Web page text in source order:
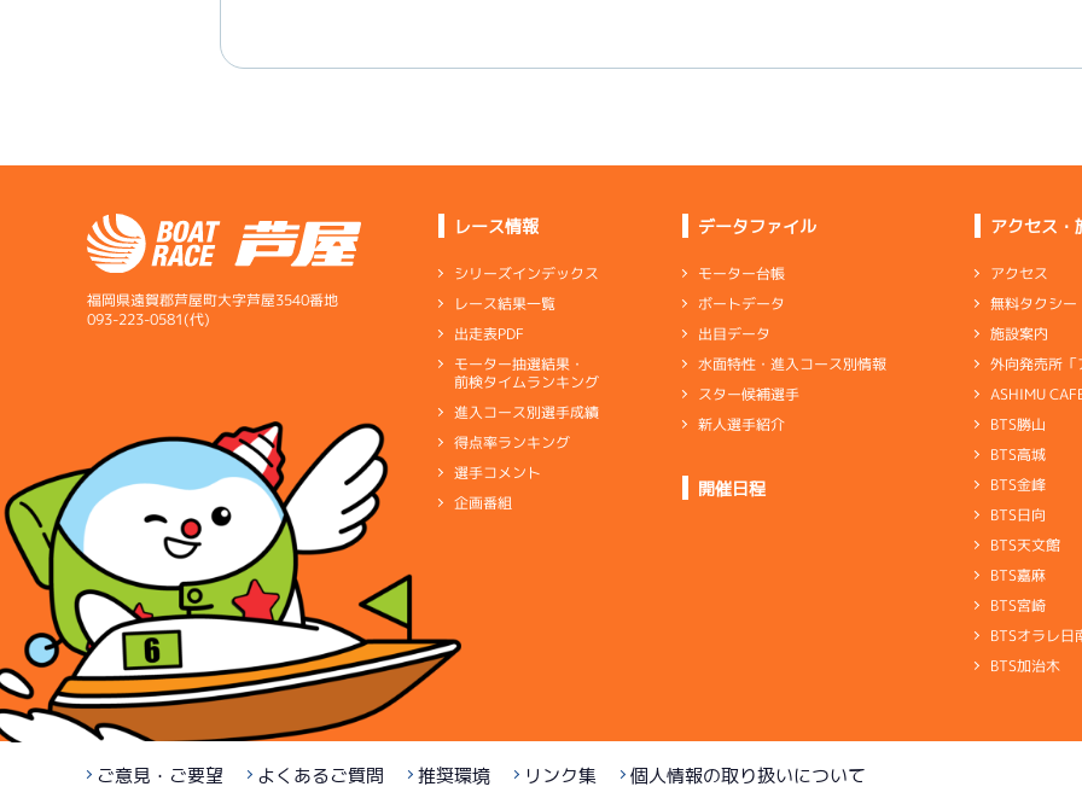
福岡県遠賀郡芦屋町大字芦屋3540番地
093-223-0581(代)
レース情報
シリーズインデックス
レース結果一覧
出走表PDF
モーター抽選結果・
前検タイムランキング
進入コース別選手成績
得点率ランキング
選手コメント
企画番組
データファイル
モーター台帳
ボートデータ
出目データ
水面特性・進入コース別情報
スター候補選手
新人選手紹介
開催日程
アクセス・
アクセス
無料タクシ
施設案内
外向発売所「
ASHIMU
BTS勝山
BTS高城
BTS金峰
BTS日向
BTS天文館
BTS嘉麻
BTS宮崎
BTSオラレ日
BTS加治木
ご意見・ご要望 よくあるご質問 推奨環境 リンク集 個人情報の取り扱いについて